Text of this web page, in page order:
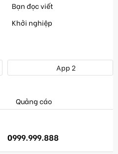
Bạn đọc viết
Khởi nghiệp
App 2
Quảng cáo
0999.999.888